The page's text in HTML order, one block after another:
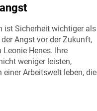
ist Sicherheit wichtiger als
Angst vor der Zukunft,
Henes. Ihre
weniger leisten,
einer Arbeitswelt leben, die